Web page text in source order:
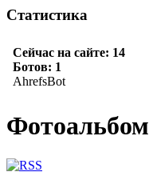
Статистика
Фотоальбом